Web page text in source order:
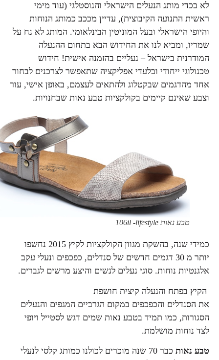
לא בכדי מותג הנעלים הישראלי והנוסטלגי (עוד מימי
ראשית התנועה הקיבוצית), עדיין מככב כמותג הנוחות
והיופי הישראלי ובעל המוניטין הבינלאומי. המותג לא נח על
שמריו, ומביא לנו את החידוש הבא בתחום ההנעלה
המודרנית בישראל – נעליים בהזמנה אישית! חידוש
טכנולוגי ייחודי ובלעדי אפליקציה שתאפשר לצרכנים לבחור
אחד מהדגמים שבקטלוג ולהתאים לעצמם, באופן אישי, עור
וצבע שאינם קיימים בקולקציות טבע נאות שבחנויות.
טבע נאות 106il -lifestyle
כמידי שנה, בהשקת מגוון הקולקציות לקיץ 2015 נחשפו
יותר מ 30 דגמים חדשים של סנדלים, כפכפים ונעלי עקב
אלגנטיות נוחות. סוגי נעלים לנשים והיצע מרשים לגברים.
הקיץ בפתח והנעלה קיצית חושפת
את הסנדלים והכפכפים במקום הגרביים המגפים והנעלים
הסגורות, כמו תמיד בטבע נאות שמים דגש לסטייל ויופי
לצד נוחות מושלמת.
טבע נאות
כבר 70 שנה מוכרים לכולנו כמותג קלסי לנעלי